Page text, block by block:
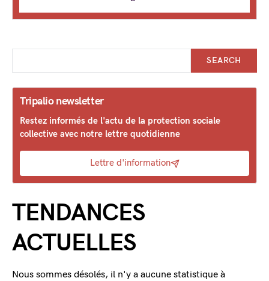
SEARCH
Tripalio newsletter
Restez informés de l'actu de la protection sociale
collective avec notre lettre quotidienne
Lettre d'information
TENDANCES
ACTUELLES
Nous sommes désolés, il n'y a aucune statistique à